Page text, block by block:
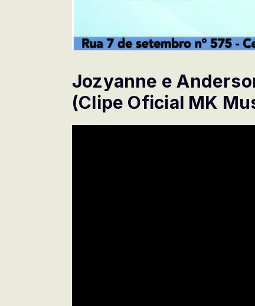
Jozyanne e
(Clipe Oficial MK